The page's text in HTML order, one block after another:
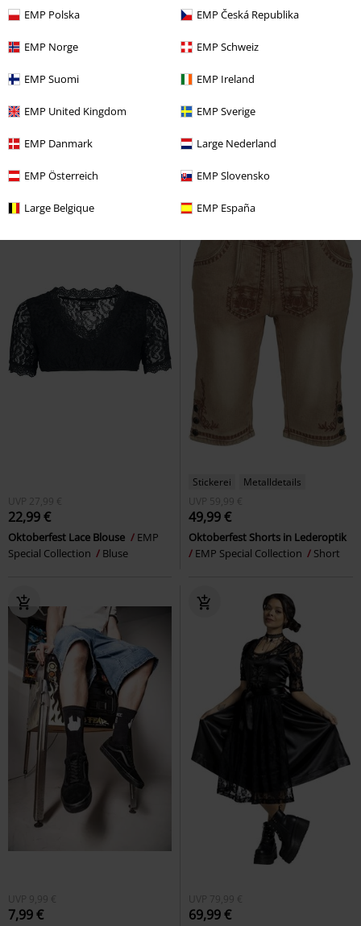
EMP Polska EMP Česká Republika
EMP Norge EMP Schweiz
EMP Suomi EMP Ireland
EMP United Kingdom EMP Sverige
EMP Danmark Large Nederland
EMP Österreich EMP Slovensko
Large Belgique EMP España
UVP39,99 €
34,99 €
Knit Sweater
EMP Special
UVPab69,99 €
ab
44,99 €
Norweger-Look
UVP 27,99 €
22,99 €
Oktoberfest Lace Blouse
EMP
Special Collection
Bluse
Stickerei
Metalldetails
UVP
59,99 €
49,99 €
Oktoberfest Shorts in Lederoptik
EMP Special Collection
Short
UVP 9,99 €
7,99 €
UVP 79,99 €
69,99 €